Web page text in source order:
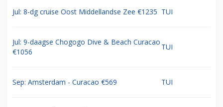
Jul: 8-dg cruise Oost Middellandse Zee €1235 TUI
Jul: 9-daagse Chogogo Dive & Beach Curacao
€1056
TUI
Sep: Amsterdam - Curacao €569 TUI